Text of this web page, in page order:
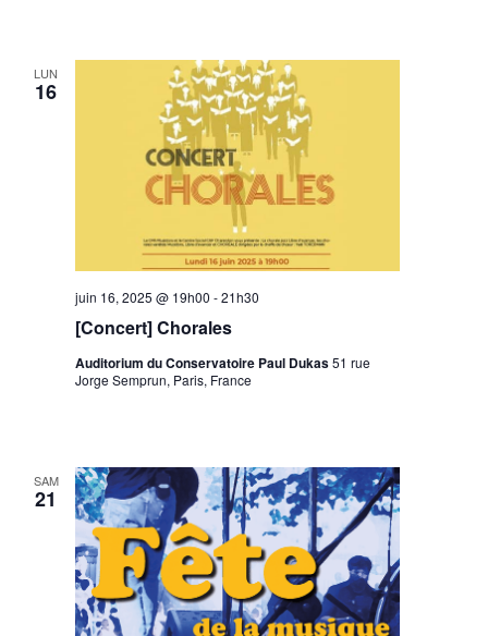
LUN
16
[Concert] Chorales
juin 16, 2025 @ 19h00 -21h30
Auditorium du Conservatoire Paul Dukas51 rue
Jorge Semprun, Paris, France
SAM
21